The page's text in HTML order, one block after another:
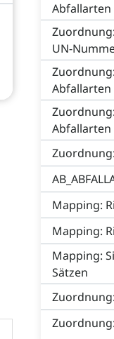
Abfallarten
UN-
Abfallarten
Abfallarten
Mapping:
Mapping:
Mapping:
Sätzen